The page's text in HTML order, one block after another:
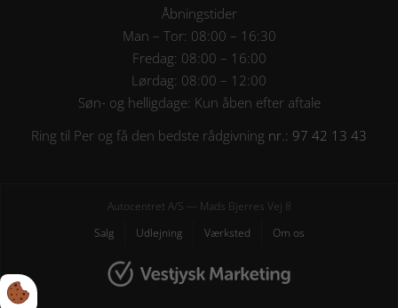
Åbningstider
Man – Tor: 08:00 – 16:30
Fredag: 08:00 – 16:00
Lørdag: 08:00 – 12:00
Søn- og helligdage: Kun åben efter aftale
Ring til Per og få den bedste rådgivning nr.: 97 42 13 43
Autocentret A/S — Mads Bjerres Vej 8
Salg
Udlejning Værksted Om os